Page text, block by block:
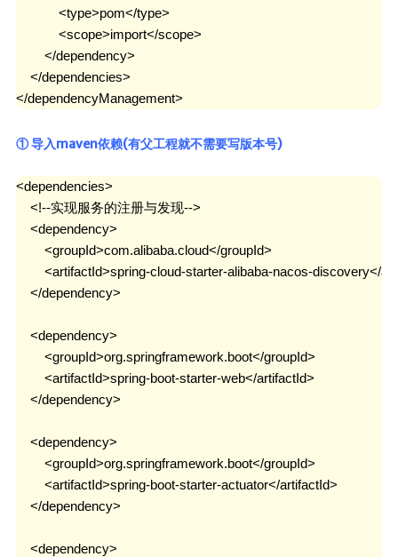
            <type>pom</type>
            <scope>import</scope>
        </dependency>
    </dependencies>
</dependencyManagement>
① 导入maven依赖(有父工程就不需要写版本号)
<dependencies>
    <!--实现服务的注册与发现-->
    <dependency>
        <groupId>com.alibaba.cloud</groupId>
<artifactId>spring-cloud-starter-alibaba-nacos-discovery</
    </dependency>
    <dependency>
        <groupId>org.springframework.boot</groupId>
        <artifactId>spring-boot-starter-web</artifactId>
    </dependency>
    <dependency>
        <groupId>org.springframework.boot</groupId>
        <artifactId>spring-boot-starter-actuator</artifactId>
    </dependency>
    <dependency>